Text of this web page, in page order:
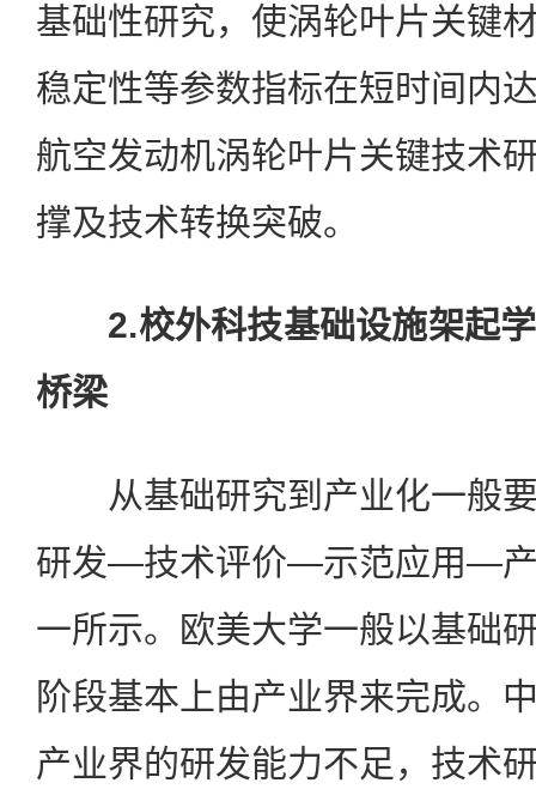
基础性研究，使涡轮叶片关键
稳定性等参数指标在短时间内
航空发动机涡轮叶片关键技术
撑及技术转换突破。
2.校外科技基础设施架起
桥梁
从基础研究到产业化一般
研发—技术评价—示范应用—产
一所示。欧美大学一般以基础
阶段基本上由产业界来完成。
产业界的研发能力不足，技术